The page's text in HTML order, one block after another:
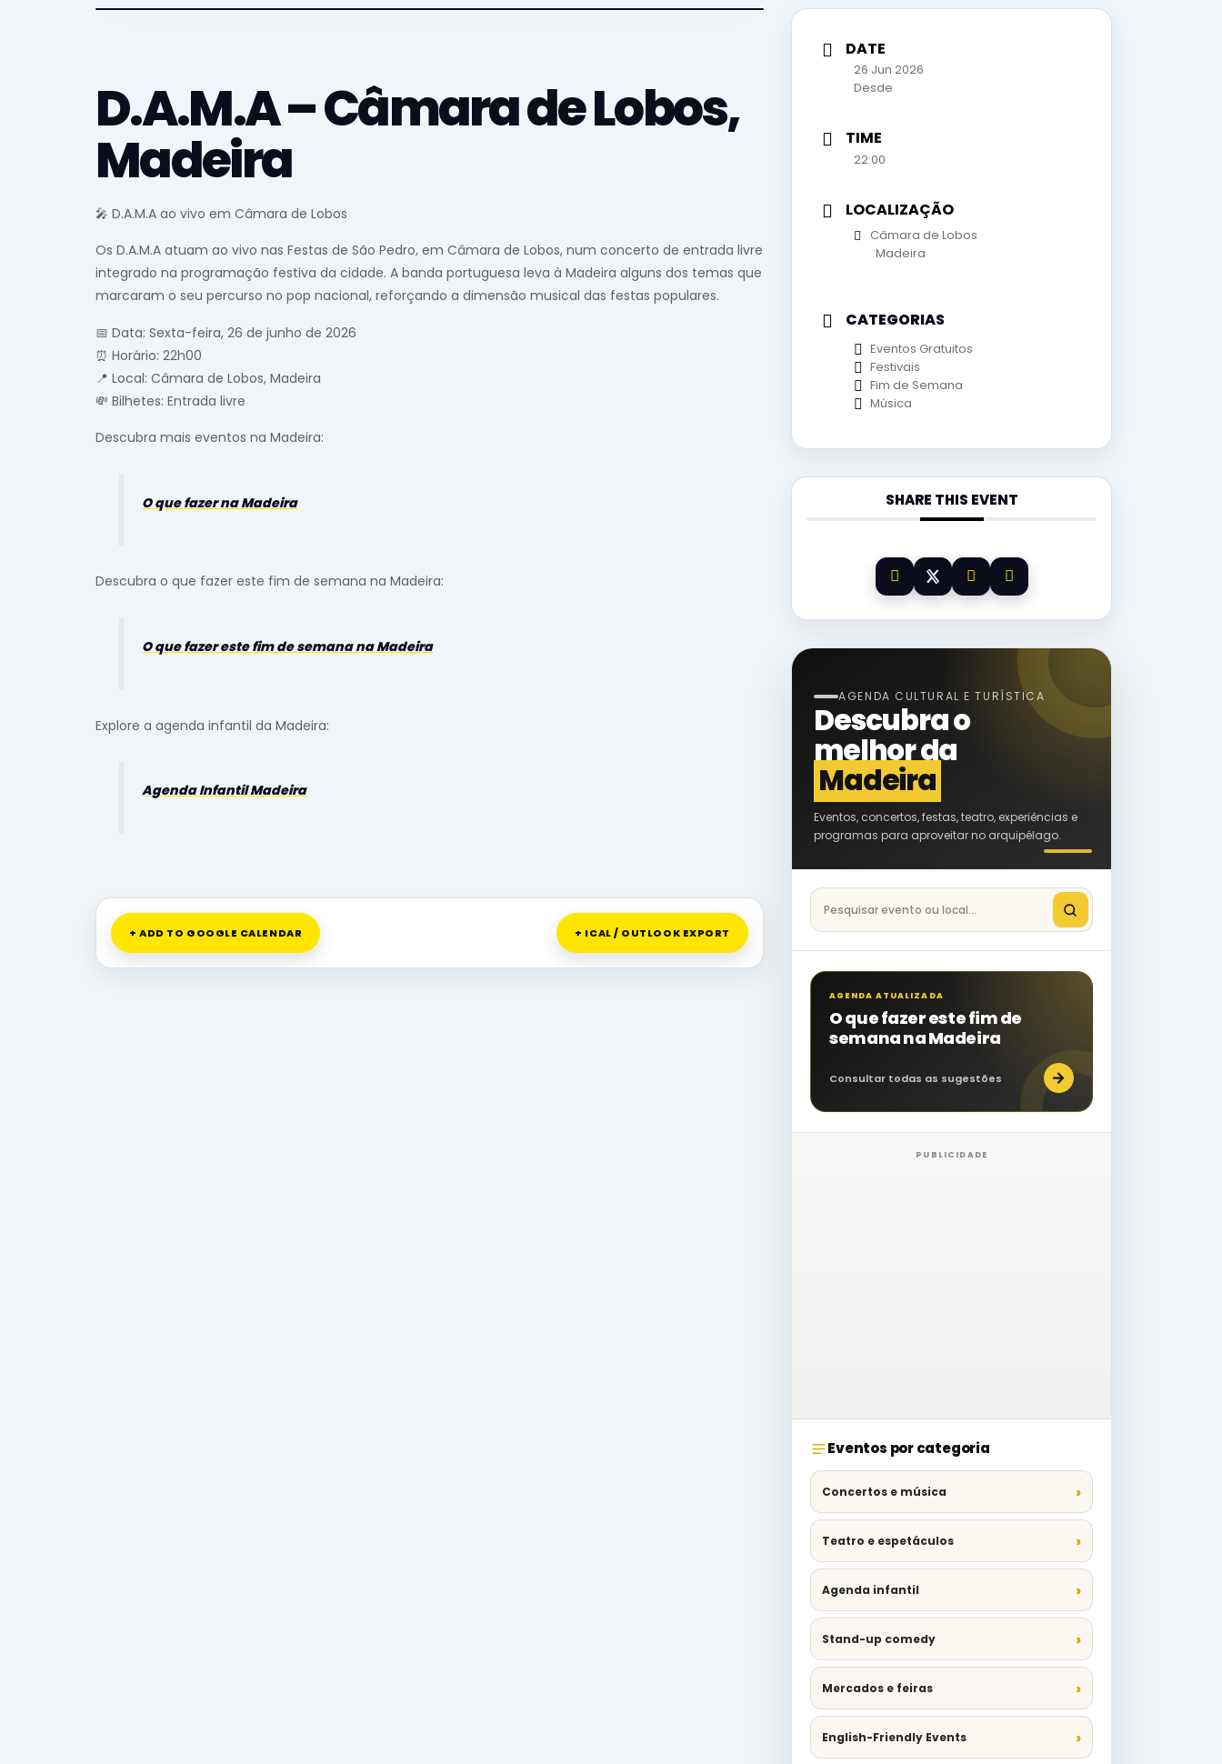
D.A.M.A – Câmara de Lobos,
Madeira
🎤 D.A.M.A ao vivo em Câmara de Lobos
Os D.A.M.A atuam ao vivo nas Festas de São Pedro, em Câmara de Lobos, num concerto de entrada livre
integrado na programação festiva da cidade. A banda portuguesa leva à Madeira alguns dos temas que
marcaram o seu percurso no pop nacional, reforçando a dimensão musical das festas populares.
📅 Data: Sexta-feira, 26 de junho de 2026
⏰ Horário: 22h00
📍 Local: Câmara de Lobos, Madeira
💸 Bilhetes: Entrada livre
Descubra mais eventos na Madeira:
O que fazer na Madeira
Descubra o que fazer este fim de semana na Madeira:
O que fazer este fim de semana na Madeira
Explore a agenda infantil da Madeira:
Agenda Infantil Madeira
+ ADD TO GOOGLE CALENDAR + ICAL / OUTLOOK EXPORT
DATE
26 Jun 2026
Desde
TIME
22:00
LOCALIZAÇÃO
Câmara de Lobos
Madeira
CATEGORIAS
Eventos Gratuitos
Festivais
Fim de Semana
Música
SHARE THIS EVENT
AGENDA CULTURAL E TURÍSTICA
Descubra o
melhor da
Madeira
Eventos, concertos, festas, teatro, experiências e
programas para aproveitar no arquipélago.
Pesquisar eventos na Madeira
AGENDA ATUALIZADA
O que fazer este fim de
semana na Madeira
Consultar todas as sugestões →
PUBLICIDADE
Eventos por categoria
Concertos e música
Teatro e espetáculos
Agenda infantil
Stand-up comedy
Mercados e feiras
English-Friendly Events